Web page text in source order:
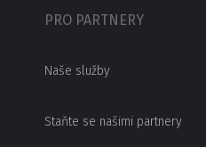
PRO PARTNERY
Naše služby
Staňte se našimi partnery